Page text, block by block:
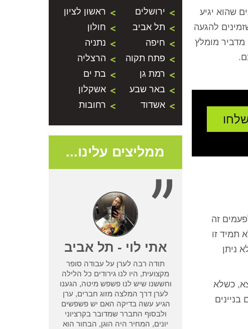
שהוא יגיע
להגעה
מדביר מומלץ
זה
תמיד זו
ניתן
כשלא
ירושלים
ראשון לציון
תל אביב
חולון
חיפה
נתניה
פתח תקוה
הרצליה
רמת גן
בת ים
באר שבע
אשקלון
אשדוד
רחובות
ממליצים עלינו...
אתי לוי - תל אביב
תודה רבה לערן על עבודה סופר
מקצועית, היו לנו גירודים כל הלילה
וחששנו שיש לנו פשפש מיטה, הגענו
לערן דרך המלצה מזוג חברים, ערן
הגיע עשה בדיקה האם יש פשפשים
ולבסוף התברר שמדובר בקרציוני
יונים, המחיר היה הוגן, הבחור הוא
- נתניה
לנו בעיית טרמיטים
נתן לנו אחריות שלא